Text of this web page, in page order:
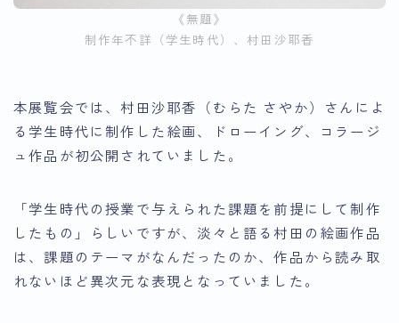
《無題》
制作年不詳（学生時代）、村田沙耶香
本展覧会では、村田沙耶香（むらた さやか）さんによ
る学生時代に制作した絵画、ドローイング、コラージ
ュ作品が初公開されていました。
「学生時代の授業で与えられた課題を前提にして制作
したもの」
らしいですが、淡々と語る村田の絵画作品
は、課題のテーマがなんだったのか、作品から読み取
れないほど異次元な表現となっていました。